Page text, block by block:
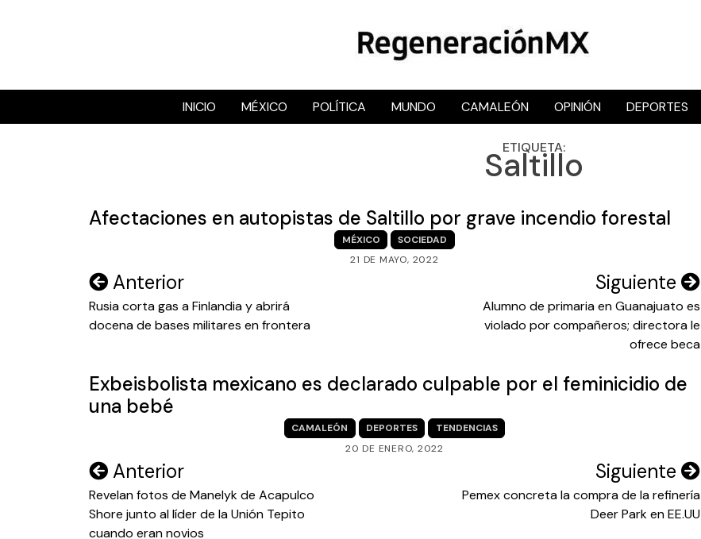
RegeneraciónMX
Sitio de noticias libre e independiente
INICIO MÉXICO POLÍTICA MUNDO CAMALEÓN OPINIÓN DEPORTES
ETIQUETA:
Saltillo
Afectaciones en autopistas de Saltillo por grave incendio forestal
MÉXICO
SOCIEDAD
21 DE MAYO, 2022
Navegación
de
Anterior
Rusia corta gas a Finlandia y abrirá
docena de bases militares en frontera
Siguiente
Alumno de primaria en Guanajuato es
violado por compañeros; directora le
ofrece beca
Exbeisbolista mexicano es declarado culpable por el feminicidio de
una bebé
CAMALEÓN DEPORTES
TENDENCIAS
20 DE ENERO, 2022
Navegación
de
entradas
Anterior
Revelan fotos de Manelyk de Acapulco
Shore junto al líder de la Unión Tepito
cuando eran novios
Siguiente
Pemex concreta la compra de la refinería
Deer Park en EE.UU